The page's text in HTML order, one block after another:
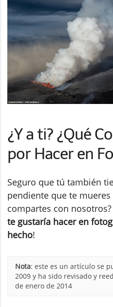
¿Y a ti? ¿Qué
por Hacer en
Seguro que tú también
pendiente que te mueres
compartes con
te gustaría hacer en
hecho!
Nota: este es un artículo se
2009 y ha sido revisado y
de enero de 2014